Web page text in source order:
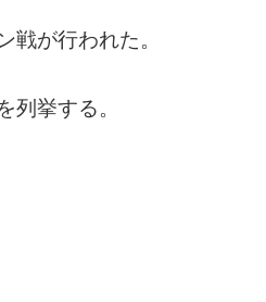
戦が行われた。
列挙する。